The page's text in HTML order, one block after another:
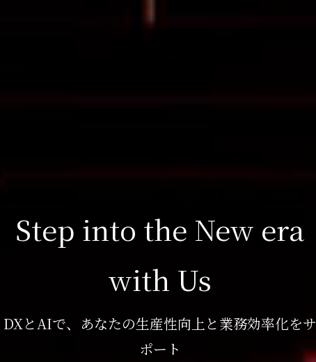
Step into the New era
with Us
DXとAIで、あなたの生産性向上と業務効率化をサ
ポート